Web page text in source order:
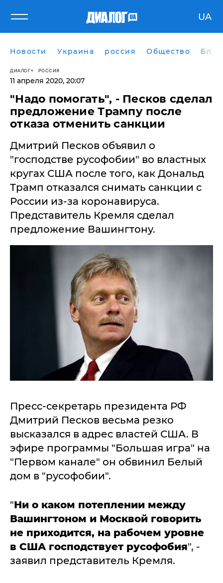
UA
Новости Украина россия Общество
ДИАЛОГ РОССИЯ
11 апреля 2020, 20:07
​"Надо помогать", - Песков сделал
предложение Трампу после
отказа отменить санкции
Дмитрий Песков объявил о
"господстве русофобии" во властных
кругах США после того, как Дональд
Трамп отказался снимать санкции с
России из-за коронавируса.
Представитель Кремля сделал
предложение Вашингтону.
Пресс-секретарь президента РФ
Дмитрий Песков весьма резко
высказался в адрес властей США. В
эфире программы "Большая игра" на
"Первом канале" он обвинил Белый
дом в "русофобии".
"Ни о каком потеплении между
Вашингтоном и Москвой говорить
не приходится, на рабочем уровне
в США господствует русофобия", -
заявил представитель Кремля.